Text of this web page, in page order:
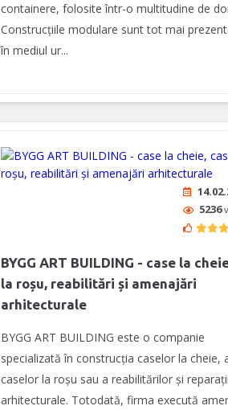
containere, folosite într-o multitudine de
Construcțiile modulare sunt tot mai
în mediul ur...
5236
BYGG ART BUILDING - case la
la roșu, reabilitări și amenajări
arhitecturale
BYGG ART BUILDING este o companie
specializată în construcția caselor la cheie,
caselor la roșu sau a reabilitărilor și
arhitecturale. Totodată, firma execută